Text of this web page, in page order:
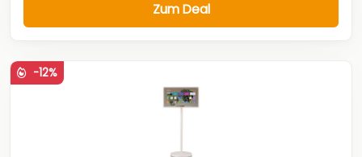
Zum Deal
-12%